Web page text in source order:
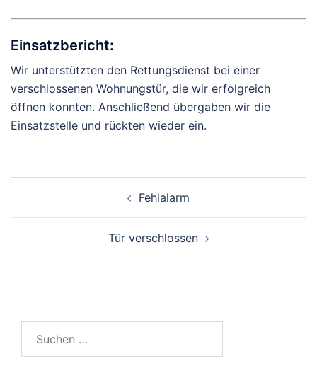
Einsatzbericht:
Wir unterstützten den Rettungsdienst bei einer
verschlossenen Wohnungstür, die wir erfolgreich
öffnen konnten. Anschließend übergaben wir die
Einsatzstelle und rückten wieder ein.
Fehlalarm
Tür verschlossen